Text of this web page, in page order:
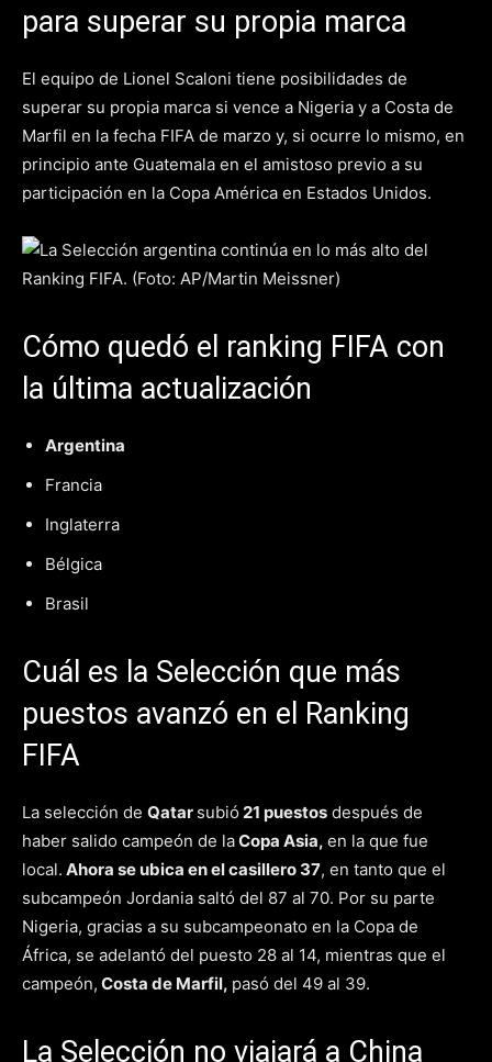
para superar su propia marca
El equipo de Lionel Scaloni tiene posibilidades de
superar su propia marca si vence a Nigeria y a Costa de
Marfil en la fecha FIFA de marzo y, si ocurre lo mismo, en
principio ante Guatemala en el amistoso previo a su
participación en la Copa América en Estados Unidos.
Cómo quedó el ranking FIFA con
la última actualización
Argentina
Francia
Inglaterra
Bélgica
Brasil
Cuál es la Selección que más
puestos avanzó en el Ranking
FIFA
La selección de Qatar subió 21 puestos después de
haber salido campeón de laCopa Asia, en la que fue
local. Ahora se ubica en el casillero 37, en tanto que el
subcampeón Jordania saltó del 87 al 70. Por su parte
Nigeria, gracias a su subcampeonato en la Copa de
África, se adelantó del puesto 28 al 14, mientras que el
campeón, Costa de Marfil, pasó del 49 al 39.
La Selección no viajará a China